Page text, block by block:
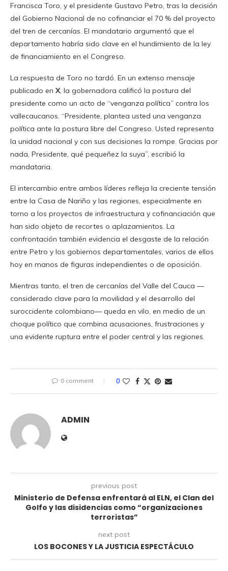
Francisca Toro, y el presidente Gustavo Petro, tras la decisión
del Gobierno Nacional de no cofinanciar el 70 % del proyecto
del tren de cercanías. El mandatario argumentó que el
departamento habría sido clave en el hundimiento de la ley
de financiamiento en el Congreso.
La respuesta de Toro no tardó. En un extenso mensaje
publicado en X , la gobernadora calificó la postura del
presidente como un acto de “venganza política” contra los
vallecaucanos. “Presidente, plantea usted una venganza
política ante la postura libre del Congreso. Usted representa
la unidad nacional y con sus decisiones la rompe. Gracias por
nada, Presidente, qué pequeñez la suya”, escribió la
mandataria.
El intercambio entre ambos líderes refleja la creciente tensión
entre la Casa de Nariño y las regiones, especialmente en
torno a los proyectos de infraestructura y cofinanciación que
han sido objeto de recortes o aplazamientos. La
confrontación también evidencia el desgaste de la relación
entre Petro y los gobiernos departamentales, varios de ellos
hoy en manos de figuras independientes o de oposición.
Mientras tanto, el tren de cercanías del Valle del Cauca —
considerado clave para la movilidad y el desarrollo del
suroccidente colombiano— queda en vilo, en medio de un
choque político que combina acusaciones, frustraciones y
una evidente ruptura entre el poder central y las regiones.
0 comment 0
ADMIN
previous post
Ministerio de Defensa enfrentará al ELN, el Clan del
Golfo y las disidencias como “organizaciones
terroristas”
next post
LOS BOCONES Y LA JUSTICIA ESPECTÁCULO